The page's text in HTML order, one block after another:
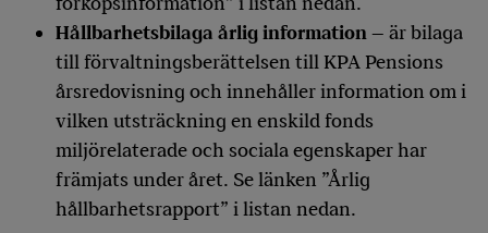
Hållbarhetsbilaga årlig information– är bilaga
till förvaltningsberättelsen till KPA Pensions
årsredovisning och innehåller information om i
vilken utsträckning en enskild fonds
miljörelaterade och sociala egenskaper har
främjats under året. Se länken ”Årlig
hållbarhetsrapport” i listan nedan.